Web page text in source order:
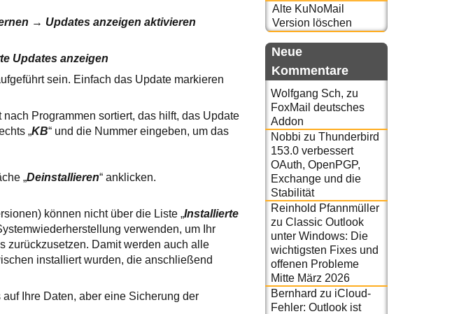
→ Updates anzeigen aktivieren
Updates anzeigen
sein. Einfach das Update markieren
Programmen sortiert, das hilft, das Update
„KB“ und die Nummer eingeben, um das
„Deinstallieren“ anklicken.
können nicht über die Liste „Installierte
verwenden, um Ihr
zurückzusetzen. Damit werden auch alle
installiert wurden, die anschließend
Ihre Daten, aber eine Sicherung der
Alte KuNoMail
Version löschen
Neue
Kommentare
Wolfgang Sch, zu
FoxMail deutsches
Addon
Nobbi zu Thunderbird
153.0 verbessert
OAuth, OpenPGP,
Exchange und die
Stabilität
Reinhold Pfannmüller
zu Classic Outlook
unter Windows: Die
wichtigsten Fixes und
offenen Probleme
Mitte März 2026
Bernhard zu iCloud-
Fehler: Outlook ist